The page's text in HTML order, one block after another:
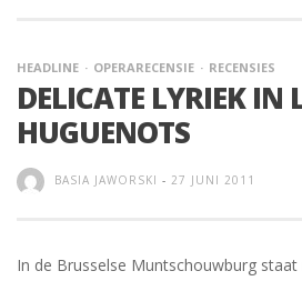
HEADLINE OPERARECENSIE RECENSIES
DELICATE LYRIEK IN
HUGUENOTS
BASIA JAWORSKI - 27 JUNI 2011
In de Brusselse Muntschouwburg